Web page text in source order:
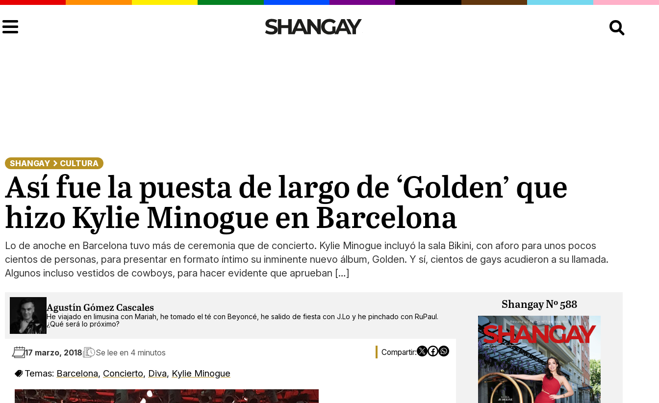
Buscar:
SHANGAY CULTURA
Así fue la puesta de largo de ‘Golden’ que
hizo Kylie Minogue en Barcelona
Lo de anoche en Barcelona tuvo más de ceremonia que de concierto. Kylie Minogue incluyó la sala Bikini, con aforo para unos pocos
cientos de personas, para presentar en formato íntimo su inminente nuevo álbum, Golden. Y sí, cientos de gays acudieron a su llamada.
Algunos incluso vestidos de cowboys, para hacer evidente que aprueban […]
Agustín Gómez Cascales
He viajado en limusina con Mariah, he tomado el té con Beyoncé, he salido de fiesta con J.Lo y he pinchado con RuPaul.
¿Qué será lo próximo?
17 marzo, 2018 Se lee en 4 minutos
Temas: Barcelona, Concierto, Diva, Kylie Minogue
Shangay Nº 588